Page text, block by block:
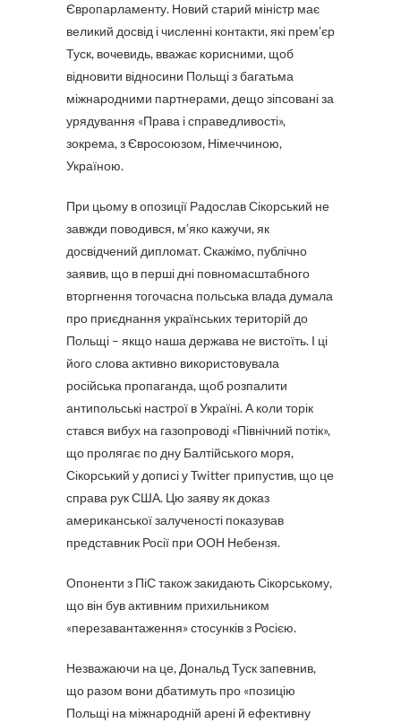
Європарламенту. Новий старий міністр має
великий досвід і численні контакти, які прем’єр
Туск, вочевидь, вважає корисними, щоб
відновити відносини Польщі з багатьма
міжнародними партнерами, дещо зіпсовані за
урядування «Права і справедливості»,
зокрема, з Євросоюзом, Німеччиною,
Україною.
При цьому в опозиції Радослав Сікорський не
завжди поводився, м’яко кажучи, як
досвідчений дипломат. Скажімо, публічно
заявив, що в перші дні повномасштабного
вторгнення тогочасна польська влада думала
про приєднання українських територій до
Польщі – якщо наша держава не вистоїть. І ці
його слова активно використовувала
російська пропаганда, щоб розпалити
антипольські настрої в Україні. А коли торік
стався вибух на газопроводі «Північний потік»,
що пролягає по дну Балтійського моря,
Сікорський у дописі у Twitter припустив, що це
справа рук США. Цю заяву як доказ
американської залученості показував
представник Росії при ООН Небензя.
Опоненти з ПіС також закидають Сікорському,
що він був активним прихильником
«перезавантаження» стосунків з Росією.
Незважаючи на це, Дональд Туск запевнив,
що разом вони дбатимуть про «позицію
Польщі на міжнародній арені й ефективну